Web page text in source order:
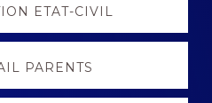
ETAT-CIVIL
PARENTS